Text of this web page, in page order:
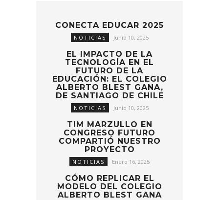
CONECTA EDUCAR 2025
NOTICIAS Junio 10, 2025
EL IMPACTO DE LA
TECNOLOGÍA EN EL
FUTURO DE LA
EDUCACIÓN: EL COLEGIO
ALBERTO BLEST GANA,
DE SANTIAGO DE CHILE
NOTICIAS Junio 10, 2025
TIM MARZULLO EN
CONGRESO FUTURO
COMPARTIÓ NUESTRO
PROYECTO
NOTICIAS Enero 16, 2025
CÓMO REPLICAR EL
MODELO DEL COLEGIO
ALBERTO BLEST GANA